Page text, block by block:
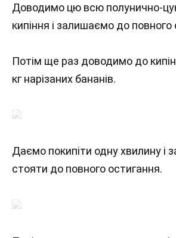
Доводимо цю всю полунично-
кипіння і залишаємо до повного
Потім ще раз доводимо до
кг нарізаних бананів.
Даємо покипіти одну хвилину і
стояти до повного остигання.